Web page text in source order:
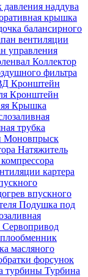
давления наддува
крышка
балансирного
вентиляции
управления
Коллектор
фильтра
Кронштейн
Кронштейн
Крышка
трубка
Моновпрыск
Натяжитель
картера
впускного
Подушка под
Сервопривод
масляного
форсунок
турбины Турбина